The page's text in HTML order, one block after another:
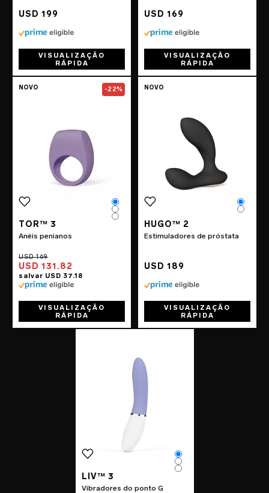
USD 199
VISUALIZAÇÃO
RÁPIDA
USD 169
VISUALIZAÇÃO
RÁPIDA
Go to theTOR™ 3page
NOVO -22%
TOR™ 3
Anéis penianos
USD 131.82
Color
Color
Color
VISUALIZAÇÃO
RÁPIDA
NOVO
HUGO™ 2
Estimuladores de próstata
USD 189
Color
Color
VISUALIZAÇÃO
RÁPIDA
LIV™ 3
Vibradores do ponto G
Color
Color
Color